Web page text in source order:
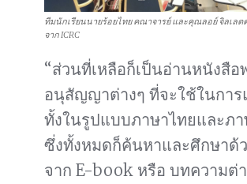
ทีมนักเรียนนายร้อยไทย คณาจารย์ และคุณลอย์ จิลเลต
จาก ICRC
“ส่วนที่เหลือก็เป็นอ่านหนังสือ
อนุสัญญาต่างๆ ที่จะใช้ในกา
ทั้งในรูปแบบภาษาไทยและภ
ซึ่งทั้งหมดก็ค้นหาและศึกษาด้
จาก E-book หรือ บทความต่